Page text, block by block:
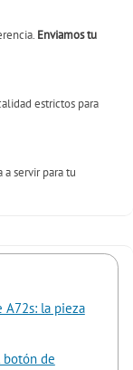
Enviamos tu
estrictos para
servir para tu
A72s: la pieza
botón de